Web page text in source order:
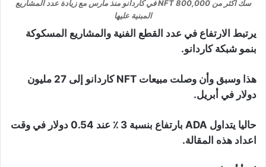
سك أكثر من 800,000 NFT في كاردانو منذ مارس مع زيادة عدد المشاريع
المبنية عليها
يرتبط الارتفاع في عدد القطع الفنية والمشاريع المسكوكة
بنمو شبكة كاردانو.
هذا وسبق وأن وصلت مبيعات NFT كاردانو إلى 27 مليون
دولار في أبريل.
حاليا يتداول ADA بارتفاع بنسبة 3 ٪ عند 0.54 دولار في وقت
اعداد هذه المقالة.